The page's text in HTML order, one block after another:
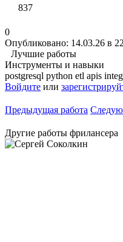
837
0
Опубликовано: 14.03.26 в
Лучшие работы
Инструменты и навыки
postgresql python etl apis
Войдите или
Предыдущая работа
Другие работы фрилансера